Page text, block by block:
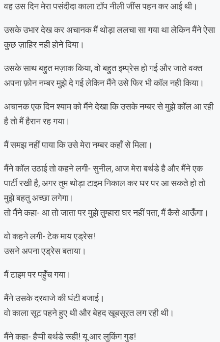
वह उस दिन मेरा पसंदीदा काला टॉप नीली जींस पहन कर आई थी।
उसके उभार देख कर अचानक मैं थोड़ा ललचा सा गया था लेकिन मैंने ऐसा
कुछ ज़ाहिर नही होने दिया।
उसके साथ बहुत मज़ाक किया, वो बहुत इम्प्रेस हो गई और जाते वक्त
अपना फ़ोन नम्बर मुझे दे गई लेकिन मैंने उसे फिर भी कॉल नही किया।
अचानक एक दिन श्याम को मैंने देखा कि उसके नम्बर से मुझे कॉल आ रही
है तो मैं हैरान रह गया।
मैं समझ नहीं पाया कि उसे मेरा नम्बर कहाँ से मिला।
मैंने कॉल उठाई तो कहने लगी- सुनील, आज मेरा बर्थडे है और मैंने एक
पार्टी रखी है, अगर तुम थोड़ा टाइम निकाल कर घर पर आ सकते हो तो
मुझे बहतु अच्छा लगेगा।
तो मैंने कहा- आ तो जाता पर मुझे तुम्हारा घर नहीं पता, मैं कैसे आऊँगा।
वो कहने लगी- टेक माय एड्रेस!
उसने अपना एड्रेस बताया।
मैं टाइम पर पहुँच गया।
मैंने उसके दरवाजे की घंटी बजाई।
वो काला सूट पहने हुए थी और बेहद खूबसूरत लग रही थी।
मैंने कहा- हैप्पी बर्थडे रूही! यू आर लुकिंग गुड!